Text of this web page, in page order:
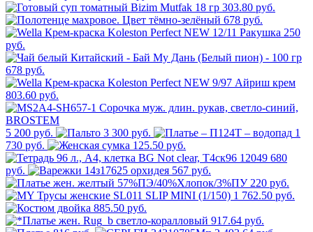
303.80 руб.
678 руб.
250
руб.
678 руб.
803.60 руб.
5 200 руб. 3 300 руб.
1
730 руб.
125.50 руб.
680
руб.
567 руб.
220 руб.
1 762.50 руб.
885.50 руб.
917.64 руб.